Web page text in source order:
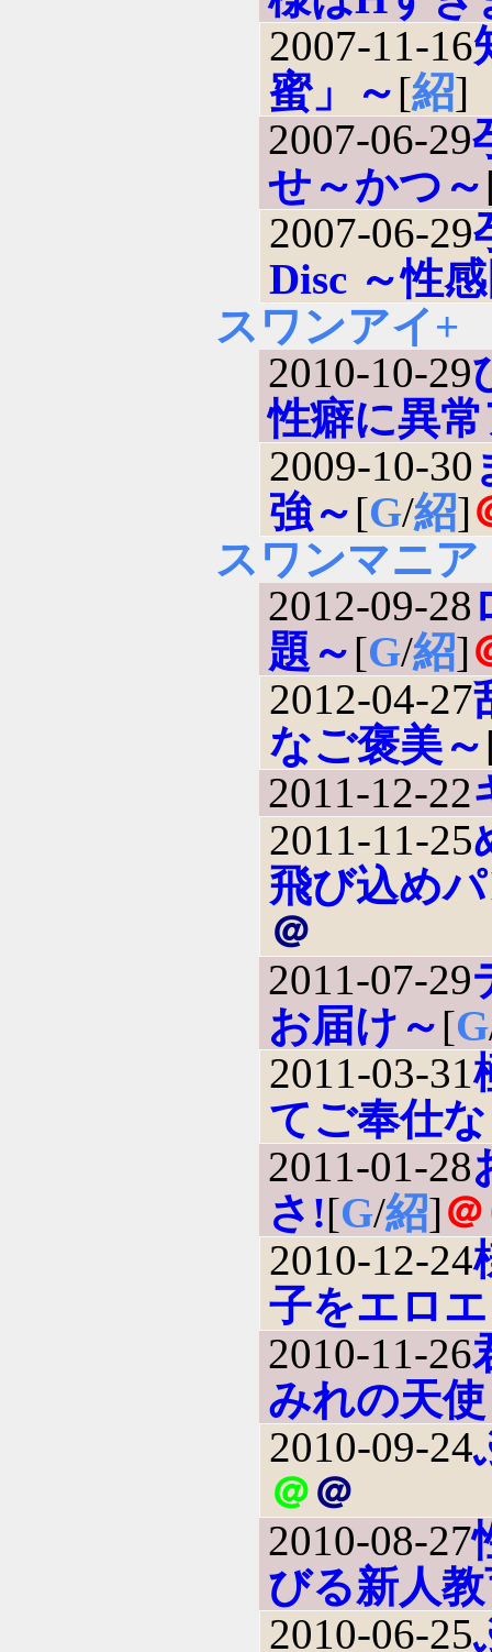
2007-11-16
蜜」～[紹]
2007-06-29
せ～かつ～
2007-06-29
Disc ～性
スワンアイ+
2010-10-29
性癖に異
2009-10-30
強～[G/紹]
スワンマニア
2012-09-28
題～[G/紹]
2012-04-27
なご褒美～
2011-12-22
2011-11-25
飛び込め
＠
2011-07-29
お届け～[G
2011-03-31
てご奉仕
2011-01-28
さ![G/紹]＠
2010-12-24
子をエロ
2010-11-26
みれの天
2010-09-24
＠＠
2010-08-27
びる新人
2010-06-25